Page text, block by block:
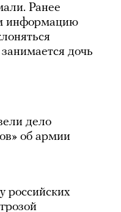
Ранее
информацию
дочь
дело
об армии
российских